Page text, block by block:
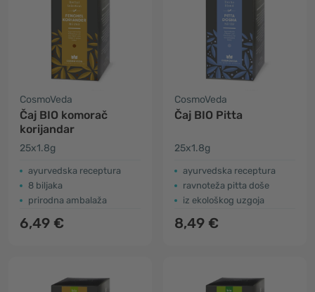
CosmoVeda
Čaj BIO komorač
korijandar
25x1.8g
ayurvedska receptura
8 biljaka
prirodna ambalaža
6,49 €
CosmoVeda
Čaj BIO Pitta
25x1.8g
ayurvedska receptura
ravnoteža pitta doše
iz ekološkog uzgoja
8,49 €